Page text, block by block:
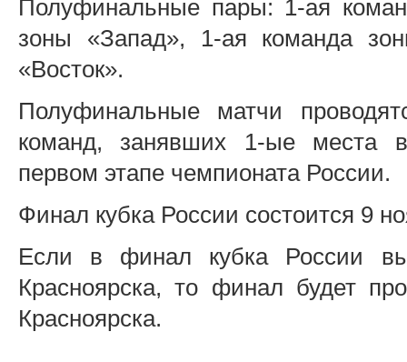
Полуфинальные пары: 1-ая
зоны «Запад», 1-ая команда
«Восток».
Полуфинальные матчи
команд, занявших 1-ые места
первом этапе чемпионата России.
Финал кубка России состоится 9
Если в финал кубка России
Красноярска, то финал будет
Красноярска.